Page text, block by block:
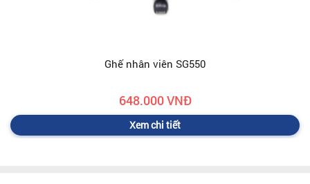
Ghế nhân viên SG550
648.000 VNĐ
Xem chi tiết